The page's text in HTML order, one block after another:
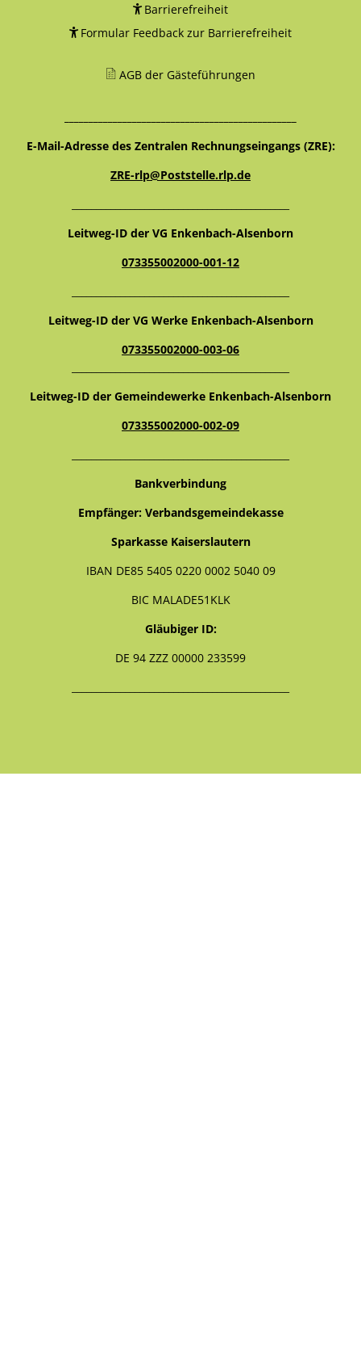
Barrierefreiheit
Formular Feedback zur Barrierefreiheit
AGB der Gästeführungen
E-Mail-Adresse des Zentralen Rechnungseingangs (ZRE):
ZRE-rlp@Poststelle.rlp.de
Leitweg-ID der VG Enkenbach-Alsenborn
073355002000-001-12
Leitweg-ID der VG Werke Enkenbach-Alsenborn
073355002000-003-06
Leitweg-ID der Gemeindewerke Enkenbach-Alsenborn
073355002000-002-09
Bankverbindung
Empfänger: Verbandsgemeindekasse
Sparkasse Kaiserslautern
IBAN DE85 5405 0220 0002 5040 09
BIC MALADE51KLK
Gläubiger ID:
DE 94 ZZZ 00000 233599